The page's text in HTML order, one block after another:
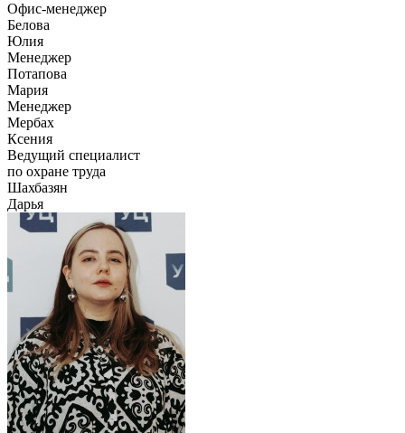
Офис-менеджер
Белова
Юлия
Менеджер
Потапова
Мария
Менеджер
Мербах
Ксения
Ведущий специалист
по охране труда
Шахбазян
Дарья